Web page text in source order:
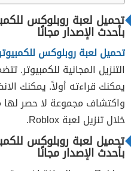
تحميل لعبة روبلوکس
بأحدث الإصدار مجانًا
تحميل لعبة روبلوکس
التنزيل المجانية للكمبيوتر.
يمكنك قراءته أولاً. يمكنك
واكتشاف مجموعة لا حصر لها
خلال تنزيل لعبة Roblox.
تحميل لعبة روبلوکس
بأحدث الإصدار مجانًا